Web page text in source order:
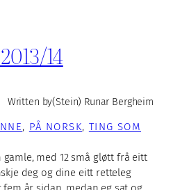
14
Written by(Stein) Runar Bergheim
, PÅ NORSK, TING SOM
med 12 små gløtt frå eitt
deg og dine eitt retteleg